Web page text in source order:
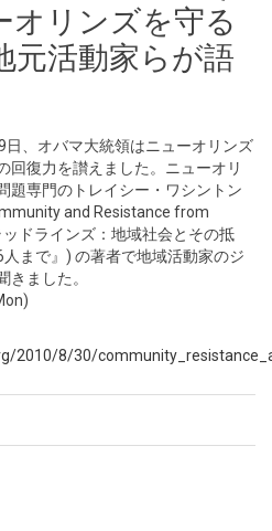
オリンズを守る
元活動家らが語
、オバマ大統領はニューオリンズ
回復力を讃えました。ニューオリ
題専門のトレイシー・ワシントン
and Resistance from
ドラインズ：地域社会とその抵
まで』) の著者で地域活動家のジ
きました。
2010/8/30/